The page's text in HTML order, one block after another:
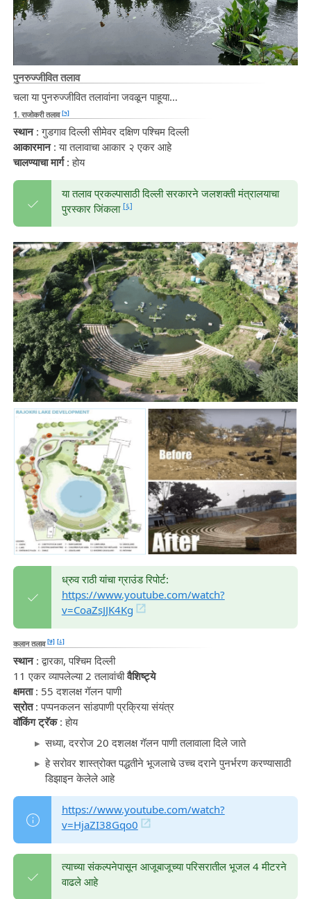
पुनरुज्जीवित तलाव
चला या पुनरुज्जीवित तलावांना जवळून पाहूया…
1. राजोकरी तलाव[५]
स्थान: गुडगाव दिल्ली सीमेवर दक्षिण पश्चिम दिल्ली
आकारमान: या तलावाचा आकार २ एकर आहे
चालण्याचा मार्ग: होय
या तलाव प्रकल्पासाठी दिल्ली सरकारने जलशक्ती मंत्रालयाचा
पुरस्कार जिंकला[६]
ध्रुव राठी यांचा ग्राउंड रिपोर्ट:
https://www.youtube.com/watch?
v=CoaZsJJK4Kg
कलान तलाव[७] [८]
स्थान: द्वारका, पश्चिम दिल्ली
11 एकर व्यापलेल्या 2 तलावांचीवैशिष्ट्ये
क्षमता: 55 दशलक्ष गॅलन पाणी
स्रोत: पप्पनकलन सांडपाणी प्रक्रिया संयंत्र
वॉकिंग ट्रॅक: होय
सध्या, दररोज 20 दशलक्ष गॅलन पाणी तलावाला दिले जाते
हे सरोवर शास्त्रोक्त पद्धतीने भूजलाचे उच्च दराने पुनर्भरण करण्यासाठी
डिझाइन केलेले आहे
https://www.youtube.com/watch?
v=HjaZI38Gqo0
त्याच्या संकल्पनेपासून आजूबाजूच्या परिसरातील भूजल 4 मीटरने
वाढले आहे